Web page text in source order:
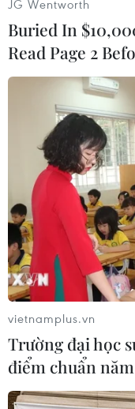
Mỹ không có
cuộc khám xét
[Mỹ: Tòa án
thống Donald
Ông Trump đã
Lago sau khi
từ tháng 1/2021.
Tuy nhiên, vào
này đóng cửa từ
sống tại câu lạc
Jersey.
Theo ông
nghiên cứu các
thự của cựu Tổng
xét
là điều chưa có
JG Wentworth
Buried In
Read Page 2
vietnamplus.vn
Trường đại học
điểm chuẩn